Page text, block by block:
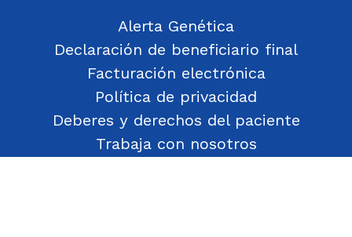
Alerta Genética
Declaración de beneficiario final
Facturación electrónica
Política de privacidad
Deberes y derechos del paciente
Trabaja con nosotros